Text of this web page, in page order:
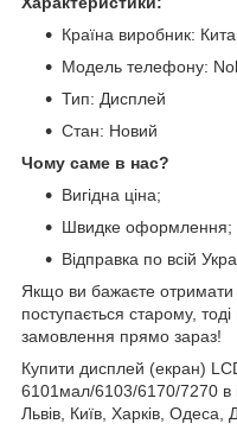
Країна виробник:
Модель телефону:
Тип: Дисплей
Стан: Новий
Чому саме в нас?
Вигідна ціна;
Швидке оформлення;
Відправка по всій
Якщо ви бажаєте отримати
поступається старому,
замовлення прямо зараз!
Купити дисплей (екран)
6101мал/6103/6170/7270 в
Львів, Київ, Харків,